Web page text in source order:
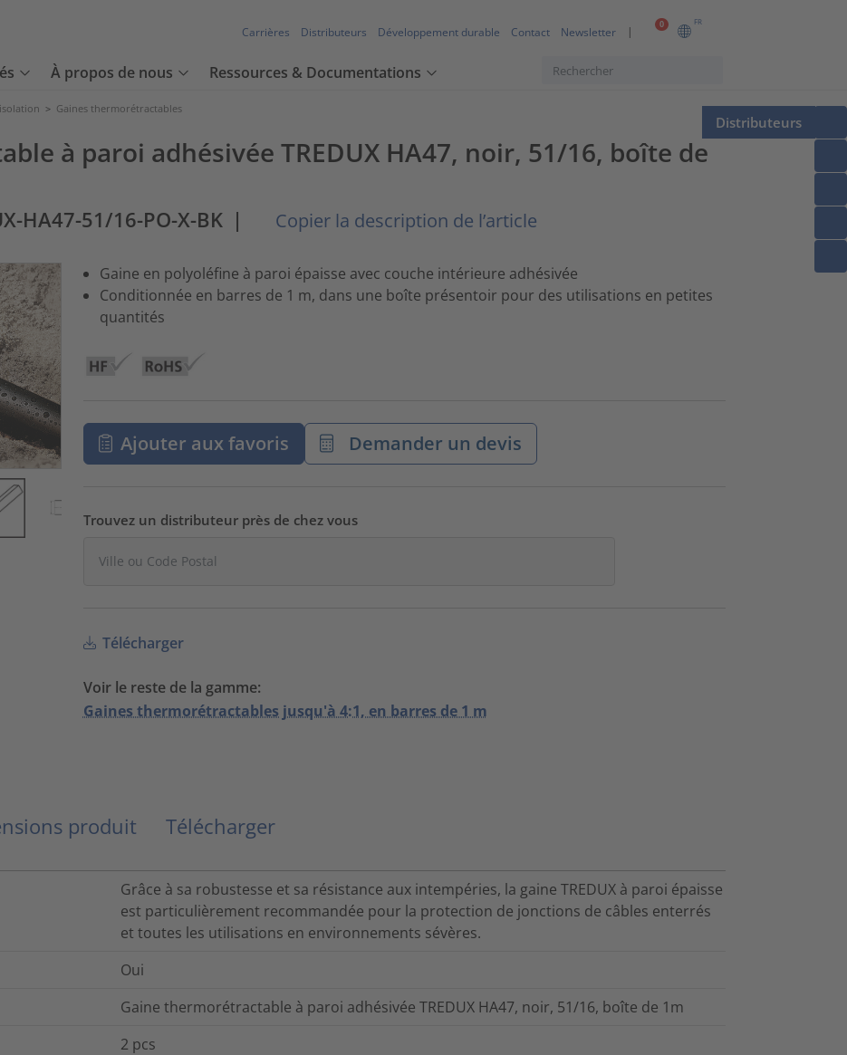
0 FR
Carrières Distributeurs Développement durable Contact Newsletter
À propos de nous Ressources & Documentations
Distributeurs
> Gaines thermorétractables
à paroi adhésivée TREDUX HA47, noir, 51/16, boîte de
HA47-51/16-PO-X-BK | Copier la description de l’article
Gaine en polyoléfine à paroi épaisse avec couche intérieure adhésivée
Conditionnée en barres de 1 m, dans une boîte présentoir pour des utilisations en petites
quantités
Ajouter aux favoris Demander un devis
Trouvez un distributeur près de chez vous
Télécharger
Voir le reste de la gamme:
Gaines thermorétractables jusqu'à 4:1, en barres de 1 m
produit Télécharger
Grâce à sa robustesse et sa résistance aux intempéries, la gaine TREDUX à paroi épaisse
est particulièrement recommandée pour la protection de jonctions de câbles enterrés
et toutes les utilisations en environnements sévères.
Oui
Gaine thermorétractable à paroi adhésivée TREDUX HA47, noir, 51/16, boîte de 1m
2 pcs